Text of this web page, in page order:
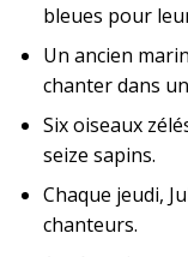
bleues pour
Un ancien
chanter dans
Six oiseaux
seize sapins.
Chaque jeudi,
chanteurs.